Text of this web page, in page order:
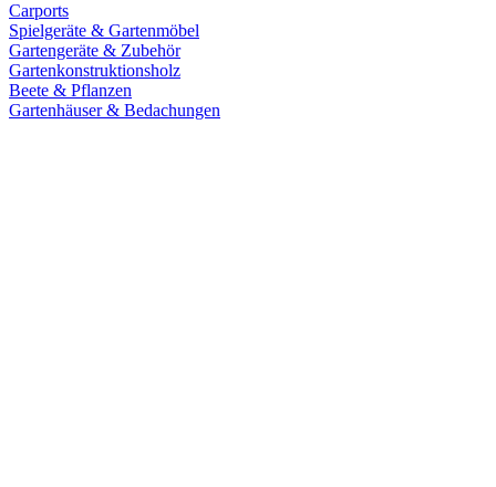
Carports
Spielgeräte & Gartenmöbel
Gartengeräte & Zubehör
Gartenkonstruktionsholz
Beete & Pflanzen
Gartenhäuser & Bedachungen